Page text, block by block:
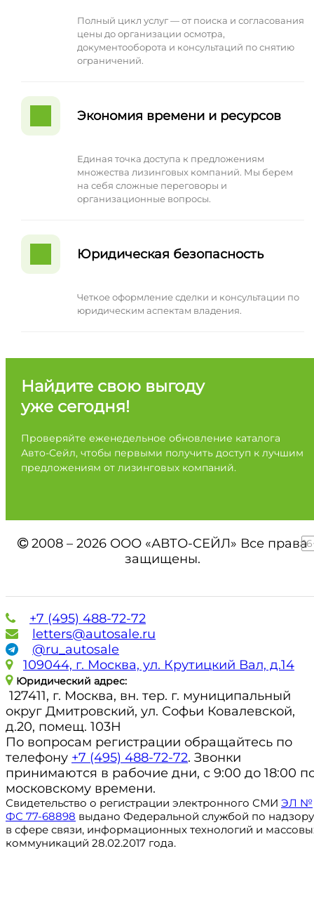
Полный цикл услуг — от поиска и согласования
цены до организации осмотра,
документооборота и консультаций по снятию
ограничений.
Экономия времени и ресурсов
Единая точка доступа к предложениям
множества лизинговых компаний. Мы берем
на себя сложные переговоры и
организационные вопросы.
Юридическая безопасность
Четкое оформление сделки и консультации по
юридическим аспектам владения.
Найдите свою выгоду
уже сегодня!
Проверяйте еженедельное обновление каталога
Авто-Сейл, чтобы первыми получить доступ к лучшим
предложениям от лизинговых компаний.
2008 – 2026 ООО «АВТО-СЕЙЛ» Все права
защищены.
+7 (495) 488-72-72
letters@autosale.ru
@ru_autosale
109044, г. Москва, ул. Крутицкий Вал, д.14
Юридический адрес:
127411, г. Москва, вн. тер. г. муниципальный
округ Дмитровский, ул. Софьи Ковалевской,
д.20, помещ. 103Н
По вопросам регистрации обращайтесь по
телефону +7 (495) 488-72-72. Звонки
принимаются в рабочие дни, с 9:00 до 18:00
московскому времени.
Свидетельство о регистрации электронного СМИ ЭЛ №
ФС 77-68898 выдано Федеральной службой по надзору
в сфере связи, информационных технологий и
коммуникаций 28.02.2017 года.